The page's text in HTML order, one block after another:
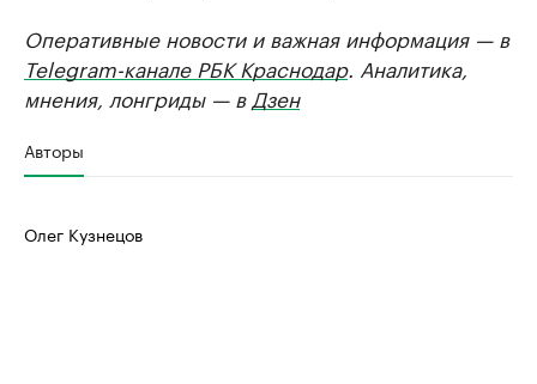
Оперативные новости и важная информация — в
Telegram-канале РБК Краснодар. Аналитика,
мнения, лонгриды — в Дзен
Авторы
Олег Кузнецов